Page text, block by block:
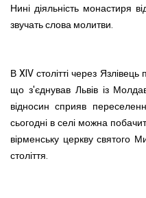
Нині діяльність монастиря
звучать слова молитви.
В XIV столітті через
що з'єднував Львів із
відносин сприяв
сьогодні в селі можна
вірменську церкву святого
століття.